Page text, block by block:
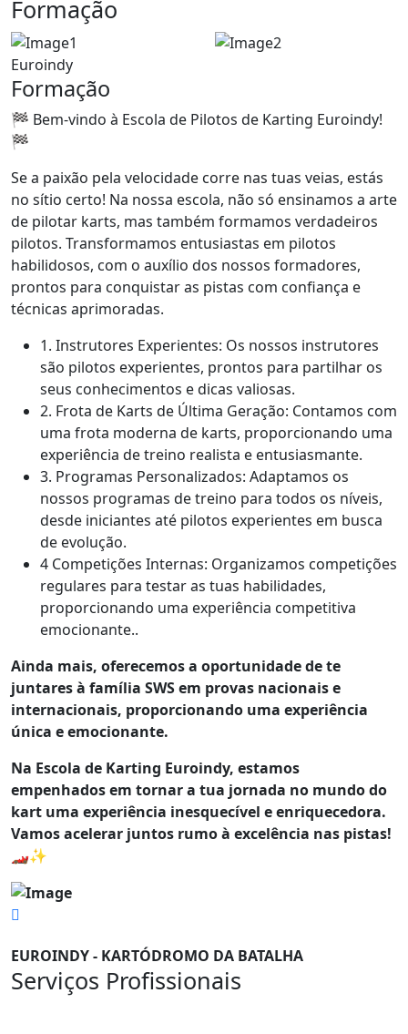
Formação
Euroindy
Formação
🏁 Bem-vindo à Escola de Pilotos de Karting Euroindy!
🏁
Se a paixão pela velocidade corre nas tuas veias, estás
no sítio certo! Na nossa escola, não só ensinamos a arte
de pilotar karts, mas também formamos verdadeiros
pilotos. Transformamos entusiastas em pilotos
habilidosos, com o auxílio dos nossos formadores,
prontos para conquistar as pistas com confiança e
técnicas aprimoradas.
1. Instrutores Experientes: Os nossos instrutores
são pilotos experientes, prontos para partilhar os
seus conhecimentos e dicas valiosas.
2. Frota de Karts de Última Geração: Contamos com
uma frota moderna de karts, proporcionando uma
experiência de treino realista e entusiasmante.
3. Programas Personalizados: Adaptamos os
nossos programas de treino para todos os níveis,
desde iniciantes até pilotos experientes em busca
de evolução.
4 Competições Internas: Organizamos competições
regulares para testar as tuas habilidades,
proporcionando uma experiência competitiva
emocionante..
Ainda mais, oferecemos a oportunidade de te
juntares à família SWS em provas nacionais e
internacionais, proporcionando uma experiência
única e emocionante.
Na Escola de Karting Euroindy, estamos
empenhados em tornar a tua jornada no mundo do
kart uma experiência inesquecível e enriquecedora.
Vamos acelerar juntos rumo à excelência nas pistas!
🏎️✨
EUROINDY - KARTÓDROMO DA BATALHA
Serviços Profissionais